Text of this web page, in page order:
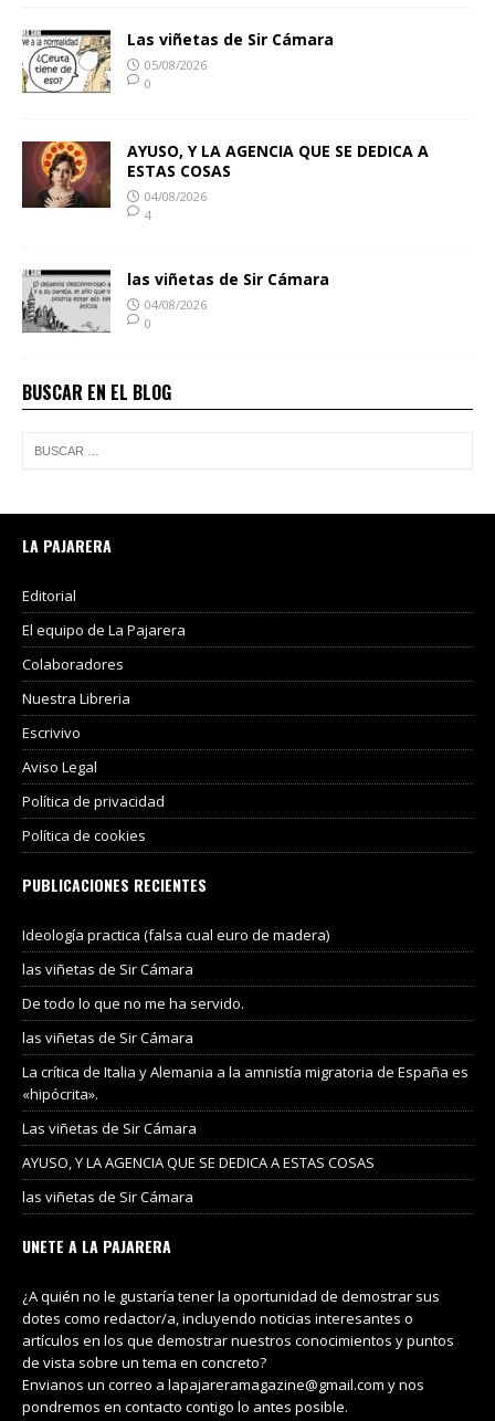
Las viñetas de Sir Cámara
05/08/2026
0
AYUSO, Y LA AGENCIA QUE SE DEDICA A
ESTAS COSAS
04/08/2026
4
las viñetas de Sir Cámara
04/08/2026
0
BUSCAR EN EL BLOG
LA PAJARERA
Editorial
El equipo de La Pajarera
Colaboradores
Nuestra Libreria
Escrivivo
Aviso Legal
Política de privacidad
Política de cookies
PUBLICACIONES RECIENTES
Ideología practica (falsa cual euro de madera)
las viñetas de Sir Cámara
De todo lo que no me ha servido.
las viñetas de Sir Cámara
La crítica de Italia y Alemania a la amnistía migratoria de España es
«hipócrita».
Las viñetas de Sir Cámara
AYUSO, Y LA AGENCIA QUE SE DEDICA A ESTAS COSAS
las viñetas de Sir Cámara
UNETE A LA PAJARERA
¿A quién no le gustaría tener la oportunidad de demostrar sus
dotes como redactor/a, incluyendo noticias interesantes o
artículos en los que demostrar nuestros conocimientos y puntos
de vista sobre un tema en concreto?
Envianos un correo a lapajareramagazine@gmail.com y nos
pondremos en contacto contigo lo antes posible.